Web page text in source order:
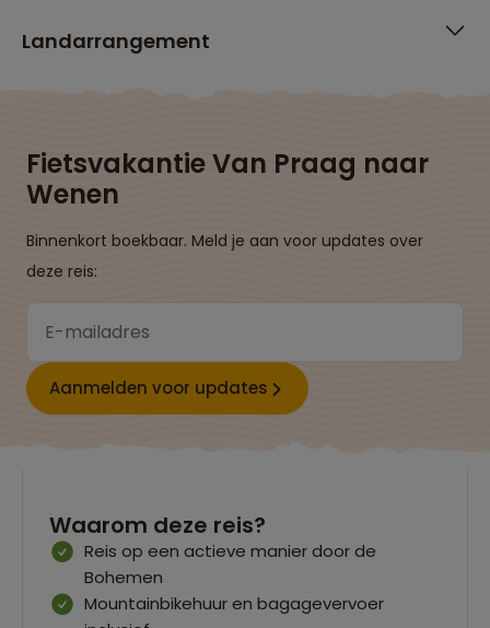
Landarrangement
Fietsvakantie Van Praag naar
Wenen
Binnenkort boekbaar. Meld je aan voor updates over
deze reis:
Aanmelden voor updates
Waarom deze reis?
Reis op een actieve manier door de
Bohemen
Mountainbikehuur en bagagevervoer